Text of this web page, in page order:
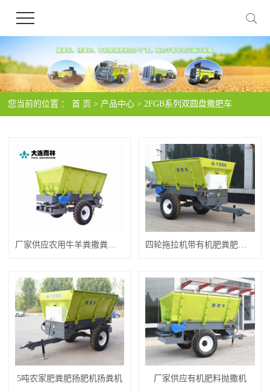
您当前的位置 ：首 页 > 产品中心 >2FGB系列双圆盘撒肥车
厂家供应农用牛羊粪撒粪机撒粪车
5吨农家肥粪肥扬肥机扬粪机 厂家供应有机肥料抛撒机